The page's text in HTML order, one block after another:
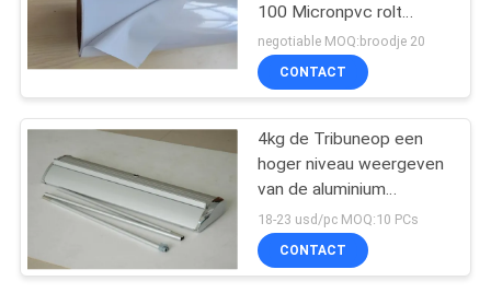
Koude
Lamineringsfilm
100 Micronpvc rolt
Zelfklevend Vinyl voor
Reclame
negotiable MOQ:broodje 20
CONTACT
4kg de Tribuneop een
hoger niveau weergeven
van de aluminium
Luxebanner voor
Tentoonstelling 85 X
200cm
18-23 usd/pc MOQ:10 PCs
CONTACT